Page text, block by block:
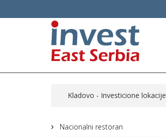
Kladovo - Investicione lokacije
Nacionalni restoran